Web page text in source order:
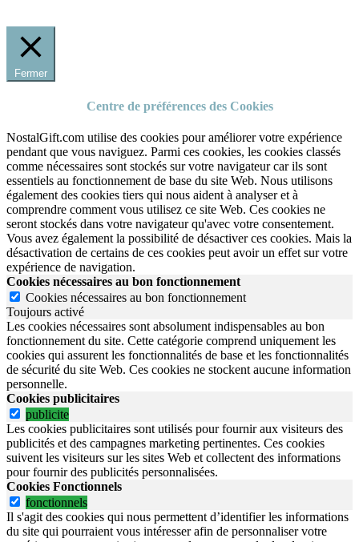
Fermer
Centre de préférences des Cookies
NostalGift.com utilise des cookies pour améliorer votre expérience
pendant que vous naviguez. Parmi ces cookies, les cookies classés
comme nécessaires sont stockés sur votre navigateur car ils sont
essentiels au fonctionnement de base du site Web. Nous utilisons
également des cookies tiers qui nous aident à analyser et à
comprendre comment vous utilisez ce site Web. Ces cookies ne
seront stockés dans votre navigateur qu'avec votre consentement.
Vous avez également la possibilité de désactiver ces cookies. Mais la
désactivation de certains de ces cookies peut avoir un effet sur votre
expérience de navigation.
Cookies nécessaires au bon fonctionnement
Cookies nécessaires au bon fonctionnement
Toujours activé
Les cookies nécessaires sont absolument indispensables au bon
fonctionnement du site. Cette catégorie comprend uniquement les
cookies qui assurent les fonctionnalités de base et les fonctionnalités
de sécurité du site Web. Ces cookies ne stockent aucune information
personnelle.
Cookies publicitaires
publicite
Les cookies publicitaires sont utilisés pour fournir aux visiteurs des
publicités et des campagnes marketing pertinentes. Ces cookies
suivent les visiteurs sur les sites Web et collectent des informations
pour fournir des publicités personnalisées.
Cookies Fonctionnels
fonctionnels
Il s'agit des cookies qui nous permettent d’identifier les informations
du site qui pourraient vous intéresser afin de personnaliser votre